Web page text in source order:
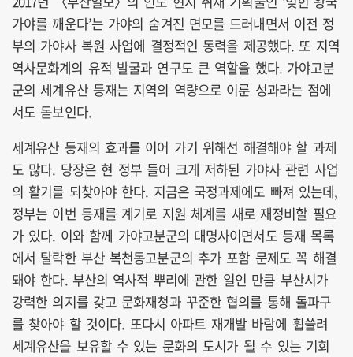
가야를 깨운다’는 가야의 숨겨진 면모를 드러내면서 이전 정
부의 가야사 복원 사업에 결정적인 동력을 제공했다. 또 지역
역사문화계의 유적 발굴과 연구도 큰 역할을 했다. 가야고분
군의 세계유산 등재는 지역의 역량으로 이룬 성과라는 점에
서도 돋보인다.
세계유산 등재의 효과를 이어 가기 위해선 해결해야 할 과제
도 많다. 당장은 현 정부 들어 크게 저하된 가야사 관련 사업
의 활기를 되찾아야 한다. 지금은 국정과제에도 빠져 있는데,
정부는 이번 등재를 계기로 지원 체계를 새로 재정비할 필요
가 있다. 이와 함께 가야고분군의 대명사이면서도 등재 목록
에서 탈락한 부산 복천동고분군의 추가 포함 문제도 꼭 해결
돼야 한다. 부산의 역사적 뿌리에 관한 일인 만큼 부산시가
강력한 의지를 갖고 문화재청과 꾸준한 협의를 통해 돌파구
를 찾아야 할 것이다. 또다시 아파트 재개발 바람에 휩쓸려
세계유산을 보유할 수 있는 문화의 도시가 될 수 있는 기회